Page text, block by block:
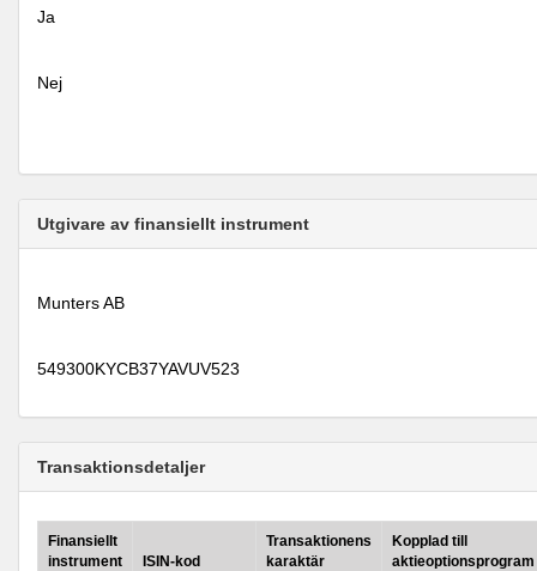
Ja
Nej
Utgivare av finansiellt instrument
Munters AB
549300KYCB37YAVUV523
Transaktionsdetaljer
Finansiellt
instrument
ISIN-kod
Transaktionens
karaktär
Kopplad till
aktieoptionsprogram